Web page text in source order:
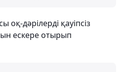
оқ-дәрілерді қауіпсіз
ескере отырып